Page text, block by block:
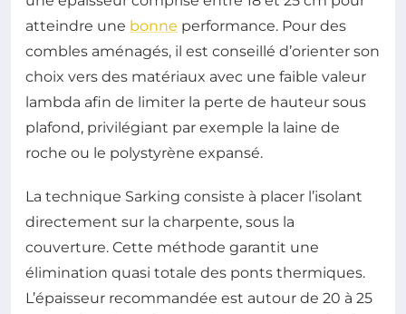
atteindre une bonne performance. Pour des
combles aménagés, il est conseillé d’orienter son
choix vers des matériaux avec une faible valeur
lambda afin de limiter la perte de hauteur sous
plafond, privilégiant par exemple la laine de
roche ou le polystyrène expansé.
La technique Sarking consiste à placer l’isolant
directement sur la charpente, sous la
couverture. Cette méthode garantit une
élimination quasi totale des ponts thermiques.
L’épaisseur recommandée est autour de 20 à 25